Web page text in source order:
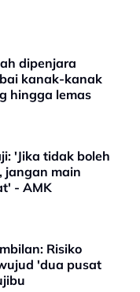
dipenjara
kanak-kanak
hingga lemas
'Jika tidak boleh
jangan main
- AMK
Risiko
'dua pusat